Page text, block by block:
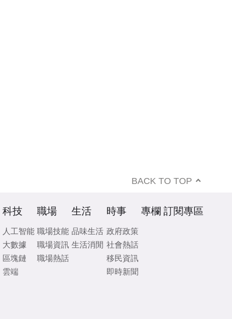
BACK TO TOP
科技
人工智能
大數據
區塊鏈
雲端
職場
職場技能
職場資訊
職場熱話
生活
品味生活
生活消閒
時事
政府政策
社會熱話
移民資訊
即時新聞
專欄 訂閱專區